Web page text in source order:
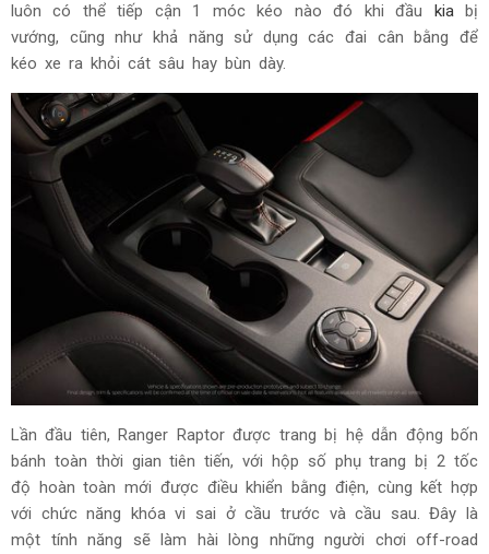
luôn có thể tiếp cận 1 móc kéo nào đó khi đầu
kiabị
vướng, cũng như khả năng sử dụng các đai cân bằng để
kéo xe ra khỏi cát sâu hay bùn dày.
Lần đầu tiên, Ranger Raptor được trang bị hệ dẫn động bốn
bánh toàn thời gian tiên tiến, với hộp số phụ trang bị 2 tốc
độ hoàn toàn mới được điều khiển bằng điện, cùng kết hợp
với chức năng khóa vi sai ở cầu trước và cầu sau. Đây là
một tính năng sẽ làm hài lòng những người chơi off-road